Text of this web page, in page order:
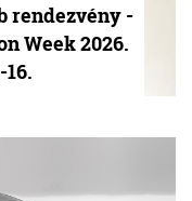
rendezvény -
Week 2026.